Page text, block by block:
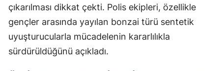
Hakkari
Hatay
çıkarılması dikkat çekti. Polis ekipleri, özellikle
gençler arasında yayılan bonzai türü sentetik
uyuşturucularla mücadelenin kararlılıkla
sürdürüldüğünü açıkladı.